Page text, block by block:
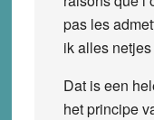
pas les
ik alles
Dat is een
het principe